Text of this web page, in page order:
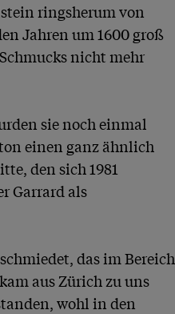
ringsherum von
Jahren um 1600 groß
nicht mehr
sie noch einmal
einen ganz ähnlich
den sich 1981
Garrard als
das im Bereich
aus Zürich zu uns
wohl in den